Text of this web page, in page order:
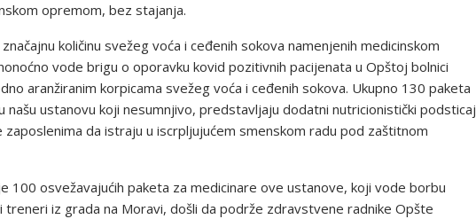
opremom, bez stajanja.
količinu svežeg voća i ceđenih sokova namenjenih medicinskom
vode brigu o oporavku kovid pozitivnih pacijenata u Opštoj bolnici
aranžiranim korpicama svežeg voća i ceđenih sokova. Ukupno 130 paketa
ustanovu koji nesumnjivo, predstavljaju dodatni nutricionistički podsticaj
da istraju u iscrpljujućem smenskom radu pod zaštitnom
100 osvežavajućih paketa za medicinare ove ustanove, koji vode borbu
iz grada na Moravi, došli da podrže zdravstvene radnike Opšte